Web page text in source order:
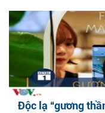
Độc lạ “gương